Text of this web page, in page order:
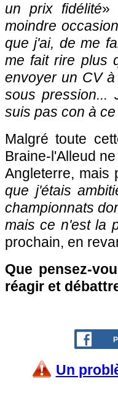
un prix fidélité»
moindre
que j'ai, de me
me fait rire plus
envoyer un CV
sous pression...
suis pas con à
Malgré toute
Braine-l'Alleud
Angleterre, mais
que j'étais
championnats
mais ce n'est la
prochain, en
Que pensez-
réagir et
Un